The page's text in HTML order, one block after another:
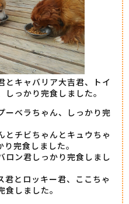
とキャバリア大吉君、トイ
っかり完食しました。
ーベラちゃん、しっかり完
とチビちゃんとキュウちゃ
完食しました。
ロン君しっかり完食しまし
君とロッキー君、ここちゃ
しました。